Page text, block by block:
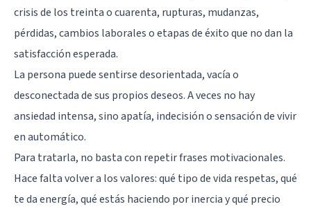
crisis de los treinta o cuarenta, rupturas, mudanzas,
pérdidas, cambios laborales o etapas de éxito que no dan la
satisfacción esperada.
La persona puede sentirse desorientada, vacía o
desconectada de sus propios deseos. A veces no hay
ansiedad intensa, sino apatía, indecisión o sensación de vivir
en automático.
Para tratarla, no basta con repetir frases motivacionales.
Hace falta volver a los valores: qué tipo de vida respetas, qué
te da energía, qué estás haciendo por inercia y qué precio